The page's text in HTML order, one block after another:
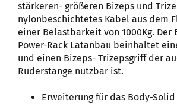
stärkeren- größeren Bizeps und
nylonbeschichtetes Kabel aus dem
einer Belastbarkeit von 1000Kg. Der
Power-Rack Latanbau beinhaltet
und einen Bizeps- Trizepsgriff der
Ruderstange nutzbar ist.
Erweiterung für das Body-Solid